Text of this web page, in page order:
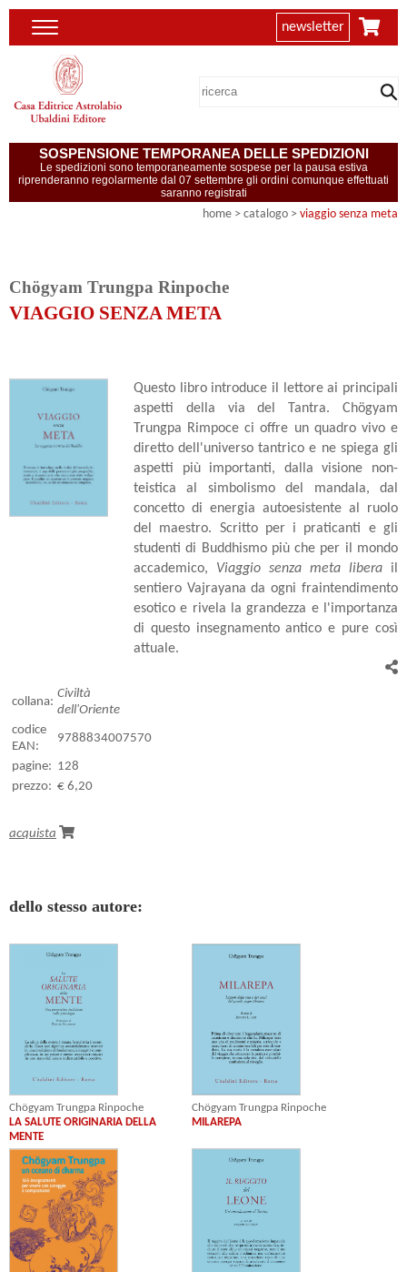
newsletter
SOSPENSIONE TEMPORANEA DELLE SPEDIZIONI
Le spedizioni sono temporaneamente sospese per la pausa estiva
riprenderanno regolarmente dal 07 settembre gli ordini comunque effettuati
saranno registrati
home > catalogo > viaggio senza meta
Chögyam Trungpa Rinpoche
VIAGGIO SENZA META
Questo libro introduce il lettore ai principali
aspetti della via del Tantra. Chögyam
Trungpa Rimpoce ci offre un quadro vivo e
diretto dell'universo tantrico e ne spiega gli
aspetti più importanti, dalla visione non-
teistica al simbolismo del mandala, dal
concetto di energia autoesistente al ruolo
del maestro. Scritto per i praticanti e gli
studenti di Buddhismo più che per il mondo
accademico, Viaggio senza meta libera il
sentiero Vajrayana da ogni fraintendimento
esotico e rivela la grandezza e l'importanza
di questo insegnamento antico e pure così
attuale.
collana:
Civiltà
dell'Oriente
codice
EAN:
9788834007570
pagine: 128
prezzo: € 6,20
acquista
dello stesso autore:
Chögyam Trungpa Rinpoche
LA SALUTE ORIGINARIA DELLA
MENTE
Chögyam Trungpa Rinpoche
MILAREPA